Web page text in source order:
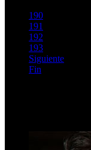
190
191
192
193
Siguiente
Fin